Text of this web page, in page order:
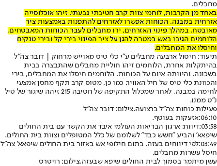
מחבלים.
באחד מן הקרבות, לוחמי צוות קרב חטיבתי גבעתי, זיהו אוכלוסייה
אזרחית במבנה, הכוחות אפשרו לאזרחים להתפנות באמצעות ציר
מאובטח. במהלך פינוי האזרחים, ירו מחבלים לעבר הכוחות המאבטחים.
הלוחמים הגיבו באש במטרה להגן על ציר הפינוי בירי קל ובירי טנקים
וחיסלו את המחבלים.
תיעוד: חיסול ארבעה מחבלים ע"י כלי טיס מאוייש מרחוק | דובר צה"ל
בהיתקלות אחרת, הלוחמים זיהו חוליית מחבלים שהתבצרה בבית
בשכונה, והיוותה איום על הכוחות. הלוחמים חיסלו את המחבלים, בירי
והכוונת כלי טיס של חיל האוויר. כמו כן, מטוס קרב תקף מחסן אמצעי
לחימה במבנה, לאחר שמכלול התקיפה של חטיבה 215 זיהה שיגור של טיל
נ"ט ממנו.
פעילות כוחות צה"ל ברצועה,צילום: דובר צה"ל
06:10: אזעקות בעוטף.
03:58: דיווח: ארגון הבריאות העולמי איבד את הקשר עם בית החולים
שיפאא' והביע "חשש כבד" לשלומם של כלל המטופלים וצוות בית החולים.
03:49: לפי דיווחים בעזה, בתום חילופי אש באזור בית החולים שיפאא' צה"ל
חיסל עשרות מחבלים.
עשן מיתמר בסמוך לבית החולים שיפא שבעזה,צילום: רויטרס